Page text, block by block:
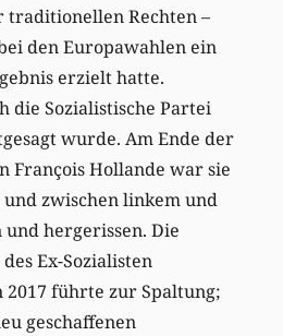
traditionellen Rechten –
den Europawahlen ein
erzielt hatte.
die Sozialistische Partei
wurde. Am Ende der
François Hollande war sie
zwischen linkem und
hergerissen. Die
Ex-Sozialisten
2017 führte zur Spaltung;
geschaffenen